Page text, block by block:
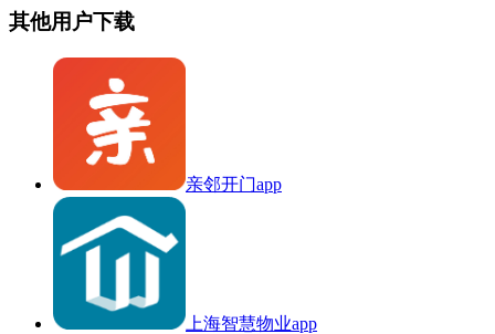
其他用户下载
亲邻开门app
上海智慧物业app